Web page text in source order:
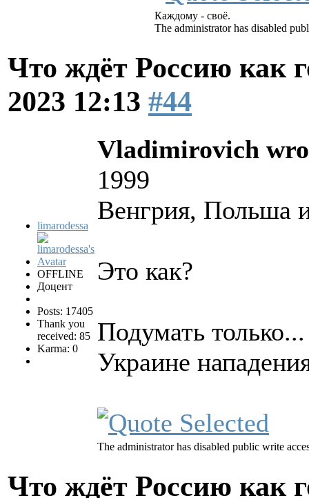
Каждому - своё.
The administrator has disabled
Что ждёт Россию как
2023 12:13 #44
limarodessa
OFFLINE
Доцент
Posts: 17405
Thank you
received: 85
Karma: 0
Vladimirovich
1999
Венгрия, Польша
Это как?
Подумать
Украине
The administrator has disabled public write
Что ждёт Россию как